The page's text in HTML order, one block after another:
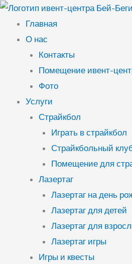
Перейти
содержимому
Главная
О нас
Контакты
Помещение ивент-
Фото
Услуги
Страйкбол
Играть в страйкбол
Страйкбольный
Помещение для
Лазертаг
Лазертаг на день
Лазертаг для детей
Лазертаг для
Лазертаг игры
Игры и квесты